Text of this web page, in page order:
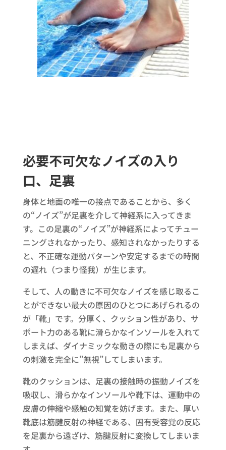
必要不可欠なノイズの入り
口、足裏
身体と地面の唯一の接点であることから、多く
の“ノイズ”が足裏を介して神経系に入ってきま
す。この足裏の“ノイズ”が神経系によってチュー
ニングされなかったり、感知されなかったりする
と、不正確な運動パターンや安定するまでの時間
の遅れ（つまり怪我）が生じます。
そして、人の動きに不可欠なノイズを感じ取るこ
とができない最大の原因のひとつにあげられるの
が「靴」です。分厚く、クッション性があり、サ
ポート力のある靴に滑らかなインソールを入れて
しまえば、ダイナミックな動きの際にも足裏から
の刺激を完全に”無視”してしまいます。
靴のクッションは、足裏の接触時の振動ノイズを
吸収し、滑らかなインソールや靴下は、運動中の
皮膚の伸縮や感触の知覚を妨げます。また、厚い
靴底は筋腱反射の神経である、固有受容覚の反応
を足裏から遠ざけ、筋腱反射に変換してしまいま